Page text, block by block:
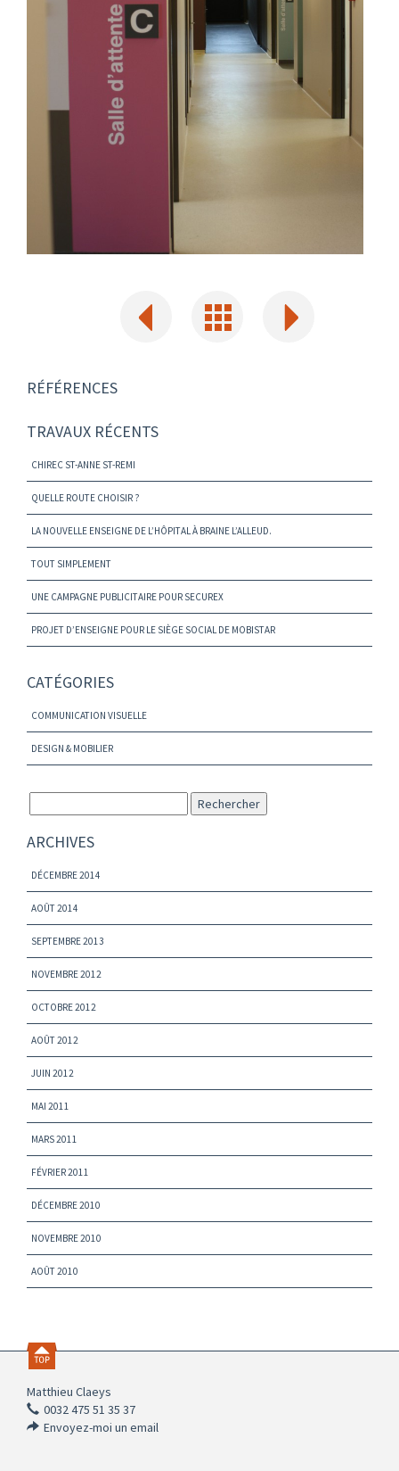
RÉFÉRENCES
TRAVAUX RÉCENTS
CHIREC ST-ANNE ST-REMI
QUELLE ROUTE CHOISIR ?
LA NOUVELLE ENSEIGNE DE L’HÔPITAL À BRAINE L’ALLEUD.
TOUT SIMPLEMENT
UNE CAMPAGNE PUBLICITAIRE POUR SECUREX
PROJET D’ENSEIGNE POUR LE SIÈGE SOCIAL DE MOBISTAR
CATÉGORIES
COMMUNICATION VISUELLE
DESIGN & MOBILIER
ARCHIVES
DÉCEMBRE 2014
AOÛT 2014
SEPTEMBRE 2013
NOVEMBRE 2012
OCTOBRE 2012
AOÛT 2012
JUIN 2012
MAI 2011
MARS 2011
FÉVRIER 2011
DÉCEMBRE 2010
NOVEMBRE 2010
AOÛT 2010
Matthieu Claeys
0032 475 51 35 37
Envoyez-moi un email